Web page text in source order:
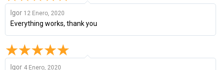
Igor 12 Enero, 2020
Everything works, thank you
Igor 4 Enero, 2020